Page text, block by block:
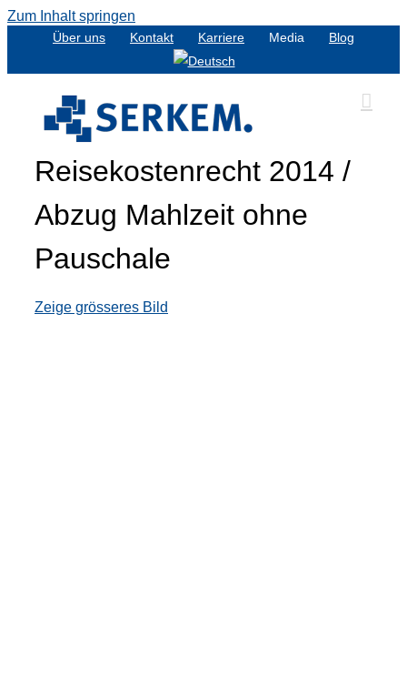
Zum Inhalt springen
Über uns Kontakt Karriere Media Blog
Zeige grösseres Bild
Reisekostenrecht 2014 /
Abzug Mahlzeit ohne
Pauschale